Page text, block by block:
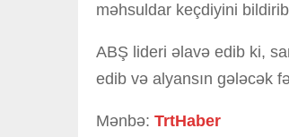
məhsuldar keçdiyini
ABŞ lideri əlavə edib ki,
edib və alyansın gələcək
Mənbə: TrtHaber